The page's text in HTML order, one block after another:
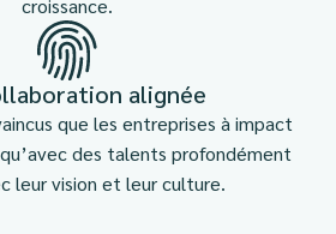
croissance.
alignée
que les entreprises à impact
des talents profondément
leur vision et leur culture.